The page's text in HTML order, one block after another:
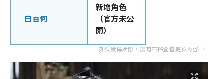
白百何
新增角色
（官方未公
開）